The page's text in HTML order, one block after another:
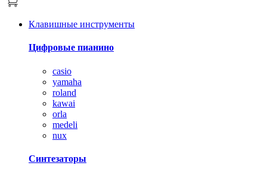
Клавишные инструменты
Цифровые пианино
casio
yamaha
roland
kawai
orla
medeli
nux
Синтезаторы